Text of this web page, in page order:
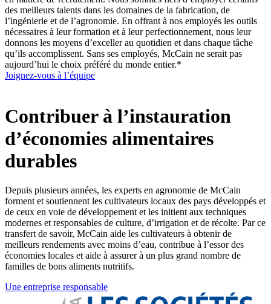
des meilleurs talents dans les domaines de la fabrication, de
l’ingénierie et de l’agronomie. En offrant à nos employés les outils
nécessaires à leur formation et à leur perfectionnement, nous leur
donnons les moyens d’exceller au quotidien et dans chaque tâche
qu’ils accomplissent. Sans ses employés, McCain ne serait pas
aujourd’hui le choix préféré du monde entier.*
Joignez-vous à l’équipe
Contribuer à l’instauration
d’économies alimentaires
durables
Depuis plusieurs années, les experts en agronomie de McCain
forment et soutiennent les cultivateurs locaux des pays développés et
de ceux en voie de développement et les initient aux techniques
modernes et responsables de culture, d’irrigation et de récolte. Par ce
transfert de savoir, McCain aide les cultivateurs à obtenir de
meilleurs rendements avec moins d’eau, contribue à l’essor des
économies locales et aide à assurer à un plus grand nombre de
familles de bons aliments nutritifs.
Une entreprise responsable